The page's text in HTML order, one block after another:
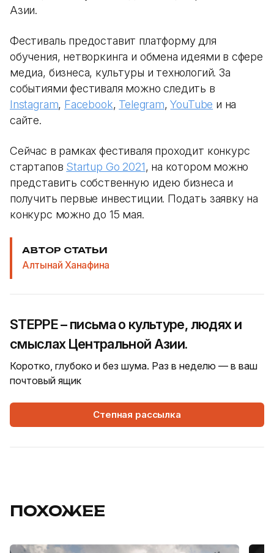
Азии.
Фестиваль предоставит платформу для
обучения, нетворкинга и обмена идеями в сфере
медиа, бизнеса, культуры и технологий. За
событиями фестиваля можно следить в
Instagram, Facebook, Telegram,YouTube и на
сайте.
Сейчас в рамках фестиваля проходит конкурс
стартапов Startup Go 2021, на котором можно
представить собственную идею бизнеса и
получить первые инвестиции. Подать заявку на
конкурс можно до 15 мая.
АВТОР СТАТЬИ
Алтынай Ханафина
STEPPE – письма о культуре, людях и
смыслах Центральной Азии.
Коротко, глубоко и без шума. Раз в неделю — в ваш
почтовый ящик
Степная рассылка
ПОХОЖЕЕ